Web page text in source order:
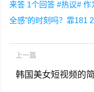
来答 1个回答 #热议# 作
全感”的时刻吗？霏181
上一篇
韩国美女短视频的